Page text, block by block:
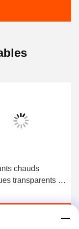
chauds
transparents de
TPU